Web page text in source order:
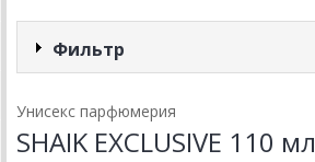
Фильтр
Унисекс парфюмерия
SHAIK EXCLUSIVE 110 мл